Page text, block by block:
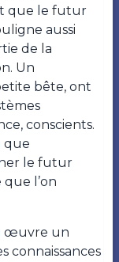
que le futur
aussi
de la
Un
bête, ont
conscients.
que
le futur
l’on
œuvre un
connaissances